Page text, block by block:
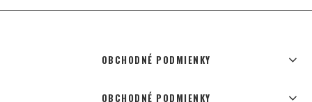
OBCHODNÉ PODMIENKY
OBCHODNÉ PODMIENKY